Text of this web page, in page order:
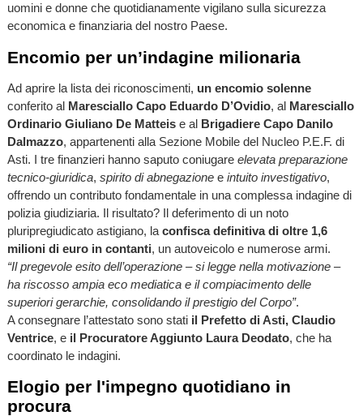
uomini e donne che quotidianamente vigilano sulla sicurezza
economica e finanziaria del nostro Paese.
Encomio per un’indagine milionaria
Ad aprire la lista dei riconoscimenti, un encomio solenne
conferito al Maresciallo Capo Eduardo D’Ovidio, al Maresciallo
Ordinario Giuliano De Matteise al Brigadiere Capo Danilo
Dalmazzo, appartenenti alla Sezione Mobile del Nucleo P.E.F. di
Asti. I tre finanzieri hanno saputo coniugare elevata preparazione
tecnico-giuridica, spirito di abnegazionee intuito investigativo,
offrendo un contributo fondamentale in una complessa indagine di
polizia giudiziaria. Il risultato? Il deferimento di un noto
pluripregiudicato astigiano, la confisca definitiva di oltre 1,6
milioni di euro in contanti, un autoveicolo e numerose armi.
“Il pregevole esito dell’operazione – si legge nella motivazione –
ha riscosso ampia eco mediatica e il compiacimento delle
superiori gerarchie, consolidando il prestigio del Corpo”.
A consegnare l’attestato sono stati il Prefetto di Asti, Claudio
Ventrice, e il Procuratore Aggiunto Laura Deodato, che ha
coordinato le indagini.
Elogio per l'impegno quotidiano in
procura